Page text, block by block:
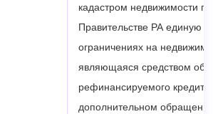
кадастром недвижимости при
Правительстве РА единую
ограничениях на
являющаяся средством
рефинансируемого кредита.
дополнительном обращении